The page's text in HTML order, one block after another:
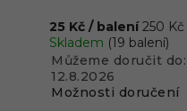
25 Kč / balení250
Skladem (19 balení)
Můžeme doručit do:
12.8.2026
Možnosti doručení